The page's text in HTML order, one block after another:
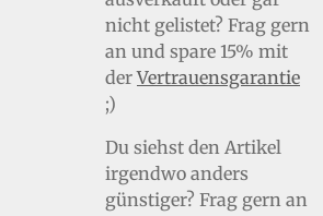
nicht gelistet? Frag gern
an und spare 15% mit
derVertrauensgarantie
;)
Du siehst den Artikel
irgendwo anders
günstiger? Frag gern an